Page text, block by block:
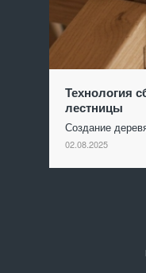
Технология
лестницы
Создание
02.08.2025